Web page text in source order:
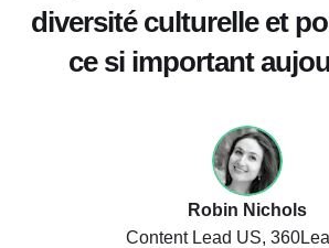
diversité culturelle et
ce si important
Robin Nichols
Content Lead US,